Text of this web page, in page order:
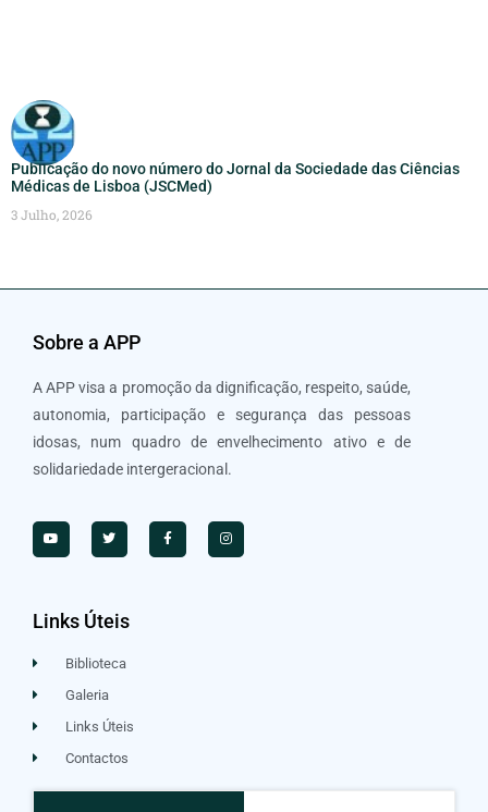
Publicação do novo número do Jornal da Sociedade das Ciências
Médicas de Lisboa (JSCMed)
3 Julho, 2026
Sobre a APP
A APP visa a promoção da dignificação, respeito, saúde,
autonomia, participação e segurança das pessoas
idosas, num quadro de envelhecimento ativo e de
solidariedade intergeracional.
Links Úteis
Biblioteca
Galeria
Links Úteis
Contactos